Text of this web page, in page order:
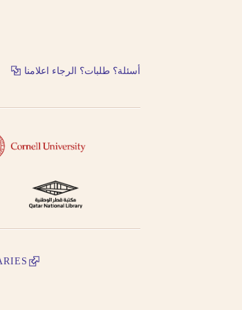
حاول البحث باستخدام ال-
لا تستعمل الحركة على الحرف
أسئلة؟ طلبات؟ الرجاء اعلامنا